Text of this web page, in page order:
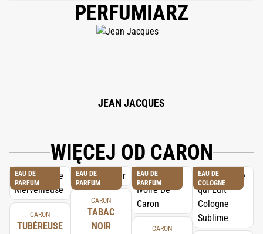
ALCOHOL DENAT., FRAGRANCE/PARFUM, WATER/AQUA, LIMONENE,
ETHYLHEXYL METHOXYCINNAMATE, LINALOOL, ALPHA-ISOMETHYL
IONONE, ETHYLHEXYL SALICYLATE, BUTYL
PERFUMIARZ
JEAN JACQUES
WIĘCEJ OD CARON
EAU DE
PARFUM
CARON
TUBÉREUSE
EAU DE
PARFUM
CARON
TABAC
NOIR
EAU DE
PARFUM
CARON
EAU DE
COLOGNE